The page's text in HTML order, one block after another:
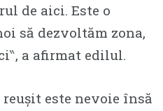
de aici. Este o
să dezvoltăm zona,
a afirmat edilul.
este nevoie însă